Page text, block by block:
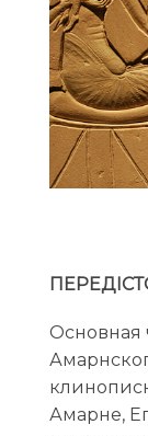
Основная
Амарне,